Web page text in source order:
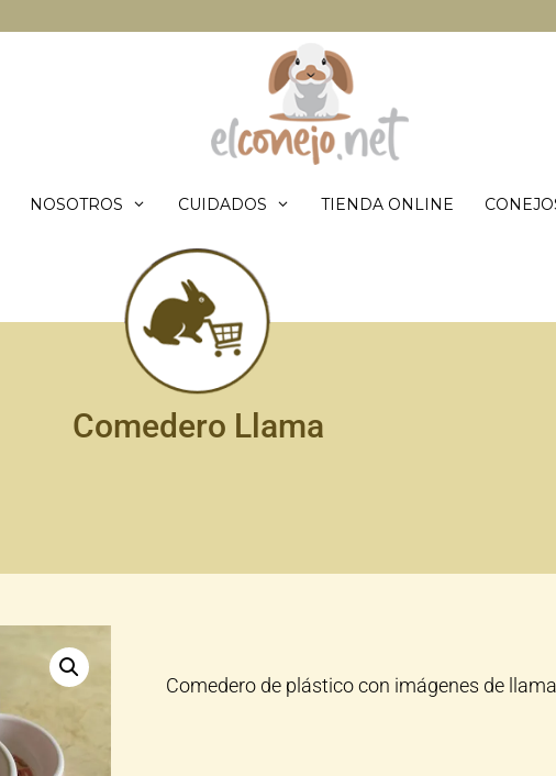
NOSOTROS CUIDADOS TIENDA ONLINE
Comedero Llama
Comedero de plástico con imágenes de